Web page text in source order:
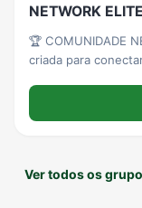
NETWORK ELITE
🏆 COMUNIDADE NETWORK
criada para
Ver todos os